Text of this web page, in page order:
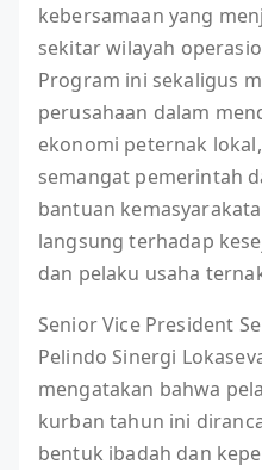
kebersamaan yang
sekitar wilayah
Program ini sekaligus
perusahaan dalam
ekonomi peternak
semangat pemerintah
bantuan
langsung terhadap
dan pelaku usaha
Senior Vice President
Pelindo Sinergi
mengatakan bahwa
kurban tahun ini
bentuk ibadah dan